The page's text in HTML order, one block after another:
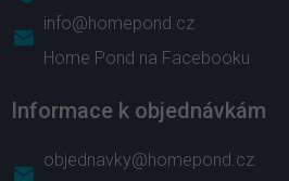
info@homepond.cz
Home Pond na Facebooku
Informace k objednávkám
objednavky@homepond.cz